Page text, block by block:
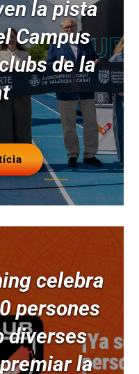
la pista
Campus
de la
celebra
persones
diverses
la